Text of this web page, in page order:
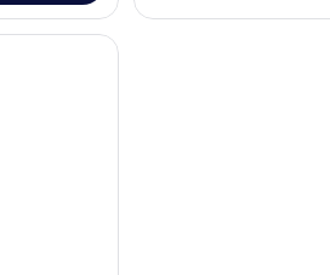
Family